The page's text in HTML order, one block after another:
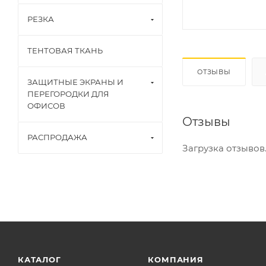
ОТЗЫВЫ
Отзывы
Загрузка
РЕЗКА
ТЕНТОВАЯ ТКАНЬ
ЗАЩИТНЫЕ ЭКРАНЫ И
ПЕРЕГОРОДКИ ДЛЯ
ОФИСОВ
РАСПРОДАЖА
КАТАЛОГ КОМПАНИЯ